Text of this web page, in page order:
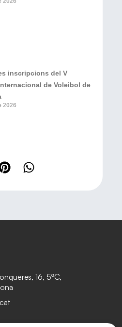
inscripcions del V
de Voleibol de
2026
16, 5ºC,